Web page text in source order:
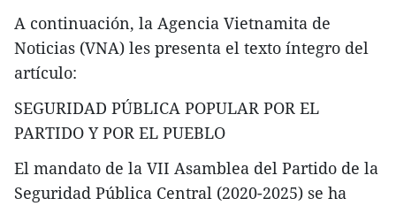
A continuación, la Agencia Vietnamita de
Noticias (VNA) les presenta el texto íntegro del
artículo:
SEGURIDAD PÚBLICA POPULAR POR EL
PARTIDO Y POR EL PUEBLO
El mandato de la VII Asamblea del Partido de la
Seguridad Pública Central (2020-2025) se ha